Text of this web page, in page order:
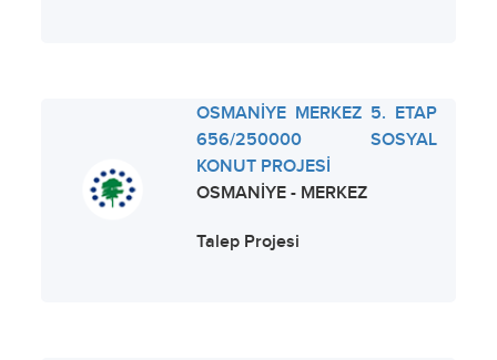
OSMANİYE MERKEZ 5. ETAP
656/250000 SOSYAL
KONUT PROJESİ
OSMANİYE - MERKEZ
Talep Projesi